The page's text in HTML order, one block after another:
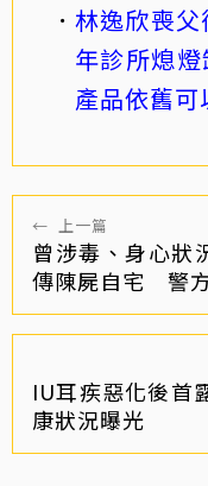
林逸欣喪
年診所熄
產品依舊可
← 上一篇
曾涉毒、身心狀
傳陳屍自宅 警
IU耳疾惡化後首
康狀況曝光